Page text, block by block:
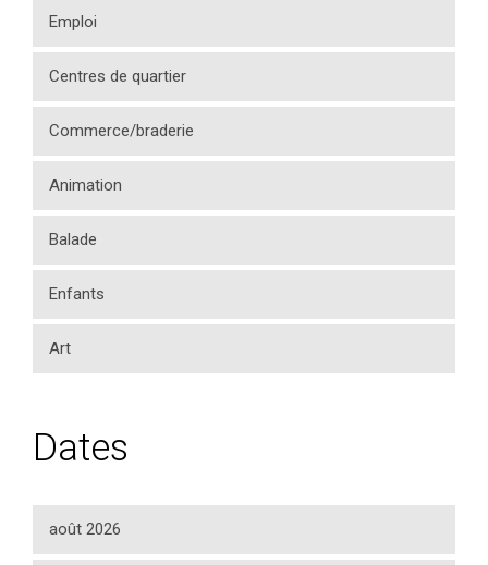
Emploi
Centres de quartier
Commerce/braderie
Animation
Balade
Enfants
Art
Dates
août 2026